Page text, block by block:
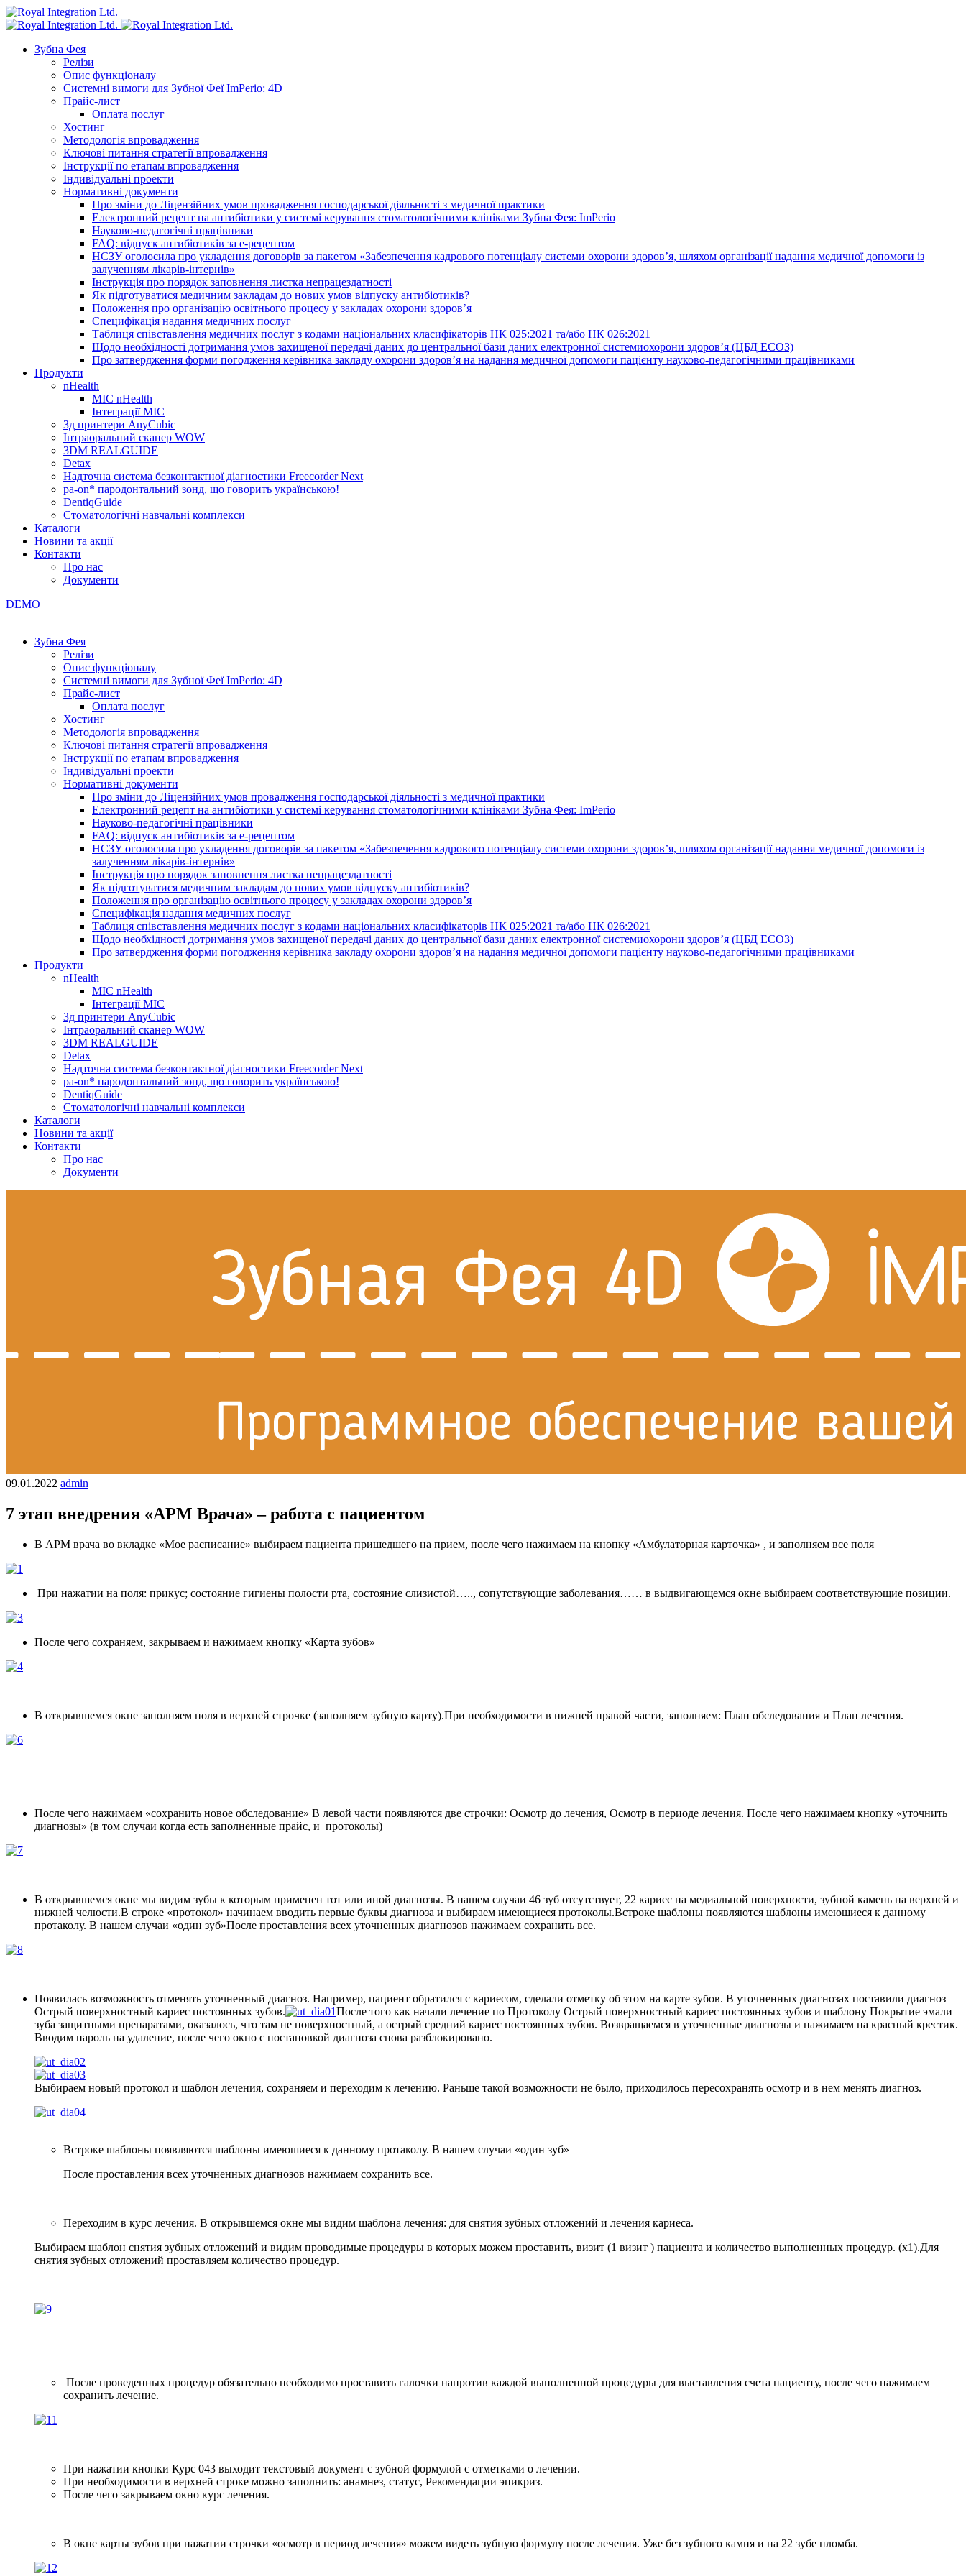
Зубна Фея
Релізи
Опис функціоналу
Системні вимоги для Зубної Феї ImPerio: 4D
Прайс-лист
Оплата послуг
Хостинг
Методологія впровадження
Ключові питання стратегії впровадження
Інструкції по етапам впровадження
Індивідуальні проекти
Нормативні документи
Про зміни до Ліцензійних умов провадження господарської діяльності з медичної практики
Електронний рецепт на антибіотики у системі керування стоматологічними клініками Зубна Фея: ImPerio
Науково-педагогічні працівники
FAQ: відпуск антибіотиків за е-рецептом
НСЗУ оголосила про укладення договорів за пакетом «Забезпечення кадрового потенціалу системи охорони здоров’я, шляхом організації надання медичної допомоги із
залученням лікарів-інтернів»
Інструкція про порядок заповнення листка непрацездатності
Як підготуватися медичним закладам до нових умов відпуску антибіотиків?
Положення про організацію освітнього процесу у закладах охорони здоров’я
Специфікація надання медичних послуг
Таблиця співставлення медичних послуг з кодами національних класифікаторів НК 025:2021 та/або НК 026:2021
Щодо необхідності дотримання умов захищеної передачі даних до центральної бази даних електронної системиохорони здоров’я (ЦБД ЕСОЗ)
Про затвердження форми погодження керівника закладу охорони здоров’я на надання медичної допомоги пацієнту науково-педагогічними працівниками
Продукти
nHealth
МІС nHealth
Інтеграції МІС
3д принтери AnyCubic
Інтраоральний сканер WOW
3DM REALGUIDE
Detax
Надточна система безконтактної діагностики Freecorder Next
pa-on* пародонтальний зонд, що говорить українською!
DentiqGuide
Стоматологічні навчальні комплекси
Каталоги
Новини та акції
Контакти
Про нас
Документи
DEMO
Зубна Фея
Релізи
Опис функціоналу
Системні вимоги для Зубної Феї ImPerio: 4D
Прайс-лист
Оплата послуг
Хостинг
Методологія впровадження
Ключові питання стратегії впровадження
Інструкції по етапам впровадження
Індивідуальні проекти
Нормативні документи
Про зміни до Ліцензійних умов провадження господарської діяльності з медичної практики
Електронний рецепт на антибіотики у системі керування стоматологічними клініками Зубна Фея: ImPerio
Науково-педагогічні працівники
FAQ: відпуск антибіотиків за е-рецептом
НСЗУ оголосила про укладення договорів за пакетом «Забезпечення кадрового потенціалу системи охорони здоров’я, шляхом організації надання медичної допомоги із
залученням лікарів-інтернів»
Інструкція про порядок заповнення листка непрацездатності
Як підготуватися медичним закладам до нових умов відпуску антибіотиків?
Положення про організацію освітнього процесу у закладах охорони здоров’я
Специфікація надання медичних послуг
Таблиця співставлення медичних послуг з кодами національних класифікаторів НК 025:2021 та/або НК 026:2021
Щодо необхідності дотримання умов захищеної передачі даних до центральної бази даних електронної системиохорони здоров’я (ЦБД ЕСОЗ)
Про затвердження форми погодження керівника закладу охорони здоров’я на надання медичної допомоги пацієнту науково-педагогічними працівниками
Продукти
nHealth
МІС nHealth
Інтеграції МІС
3д принтери AnyCubic
Інтраоральний сканер WOW
3DM REALGUIDE
Detax
Надточна система безконтактної діагностики Freecorder Next
pa-on* пародонтальний зонд, що говорить українською!
DentiqGuide
Стоматологічні навчальні комплекси
Каталоги
Новини та акції
Контакти
Про нас
Документи
09.01.2022 admin
7 этап внедрения «АРМ Врача» – работа с пациентом
В АРМ врача во вкладке «Мое расписание» выбираем пациента пришедшего на прием, после чего нажимаем на кнопку «Амбулаторная карточка» , и заполняем все поля
При нажатии на поля: прикус; состояние гигиены полости рта, состояние слизистой….., сопутствующие заболевания…… в выдвигающемся окне выбираем соответствующие позиции.
После чего сохраняем, закрываем и нажимаем кнопку «Карта зубов»
В открывшемся окне заполняем поля в верхней строчке (заполняем зубную карту).При необходимости в нижней правой части, заполняем: План обследования и План лечения.
После чего нажимаем «сохранить новое обследование» В левой части появляются две строчки: Осмотр до лечения, Осмотр в периоде лечения. После чего нажимаем кнопку «уточнить
диагнозы» (в том случаи когда есть заполненные прайс, и протоколы)
В открывшемся окне мы видим зубы к которым применен тот или иной диагнозы. В нашем случаи 46 зуб отсутствует, 22 кариес на медиальной поверхности, зубной камень на верхней и
нижней челюсти.В строке «протокол» начинаем вводить первые буквы диагноза и выбираем имеющиеся протоколы.Встроке шаблоны появляются шаблоны имеюшиеся к данному
протаколу. В нашем случаи «один зуб»После проставления всех уточненных диагнозов нажимаем сохранить все.
Появилась возможность отменять уточненный диагноз. Например, пациент обратился с кариесом, сделали отметку об этом на карте зубов. В уточненных диагнозах поставили диагноз
Острый поверхностный кариес постоянных зубов.
После того как начали лечение по Протоколу Острый поверхностный кариес постоянных зубов и шаблону Покрытие эмали
зуба защитными препаратами, оказалось, что там не поверхностный, а острый средний кариес постоянных зубов. Возвращаемся в уточненные диагнозы и нажимаем на красный крестик.
Вводим пароль на удаление, после чего окно с постановкой диагноза снова разблокировано.
Выбираем новый протокол и шаблон лечения, сохраняем и переходим к лечению. Раньше такой возможности не было, приходилось пересохранять осмотр и в нем менять диагноз.
Встроке шаблоны появляются шаблоны имеюшиеся к данному протаколу. В нашем случаи «один зуб»
После проставления всех уточненных диагнозов нажимаем сохранить все.
Переходим в курс лечения. В открывшемся окне мы видим шаблона лечения: для снятия зубных отложений и лечения кариеса.
Выбираем шаблон снятия зубных отложений и видим проводимые процедуры в которых можем проставить, визит (1 визит ) пациента и количество выполненных процедур. (х1).Для
снятия зубных отложений проставляем количество процедур.
После проведенных процедур обязательно необходимо проставить галочки напротив каждой выполненной процедуры для выставления счета пациенту, после чего нажимаем
сохранить лечение.
При нажатии кнопки Курс 043 выходит текстовый документ с зубной формулой с отметками о лечении.
При необходимости в верхней строке можно заполнить: анамнез, статус, Рекомендации эпикриз.
После чего закрываем окно курс лечения.
В окне карты зубов при нажатии строчки «осмотр в период лечения» можем видеть зубную формулу после лечения. Уже без зубного камня и на 22 зубе пломба.